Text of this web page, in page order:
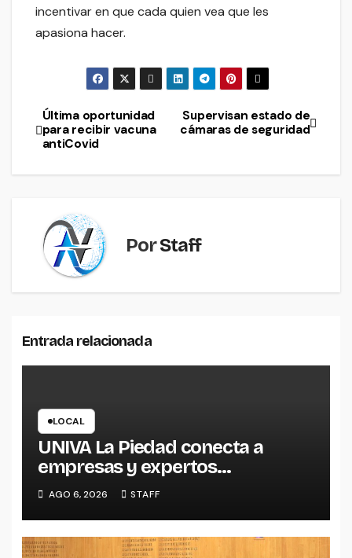
incentivar en que cada quien vea que les
apasiona hacer.
Navegación
de
Supervisan estado de
cámaras de seguridad
Última oportunidad
para recibir vacuna
antiCovid
PorStaff
Entrada relacionada
LOCAL
UNIVA La Piedad conecta a
empresas y expertos
internacionales para impulsar la
productividad empresarial
AGO 6, 2026 STAFF